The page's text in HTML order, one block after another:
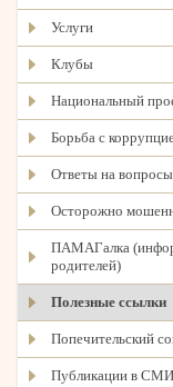
Услуги
Клубы
Национальный
Борьба с
Ответы на вопросы
Осторожно
ПАМАГалка
родителей)
Полезные ссылки
Попечительский
Публикации в СМИ